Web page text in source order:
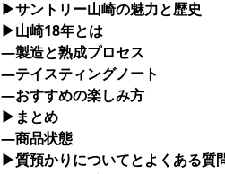
▶サントリー山崎の魅力と歴史
▶山崎18年とは
—製造と熟成プロセス
—テイスティングノート
—おすすめの楽しみ方
▶まとめ
—商品状態
▶質預かりについてとよくある質